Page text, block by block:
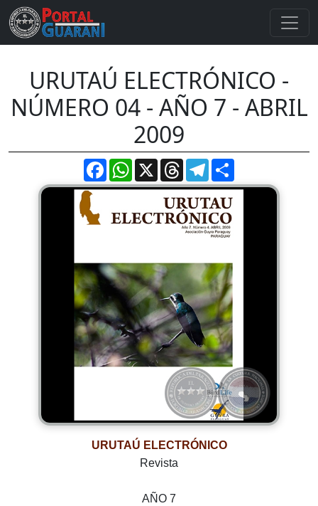
URUTAÚ ELECTRÓNICO -
NÚMERO 04 - AÑO 7 - ABRIL
2009
FacebookWhatsApp
X ThreadsTelegram
URUTAÚ ELECTRÓNICO
Revista
AÑO 7